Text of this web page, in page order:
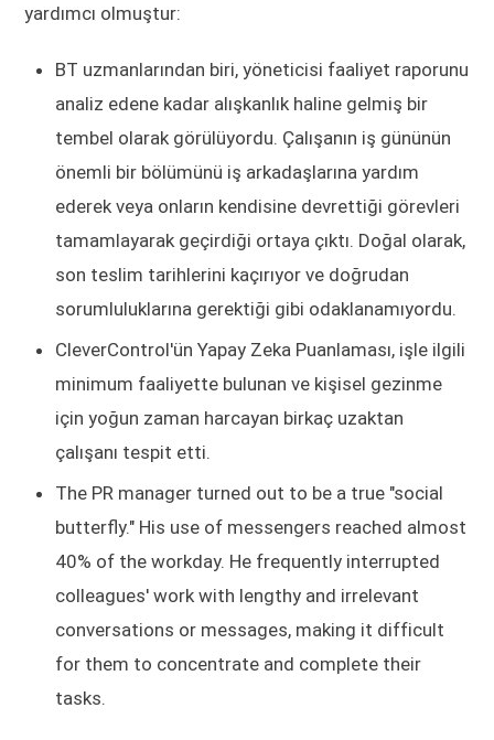
yardımcı olmuştur:
BT uzmanlarından biri, yöneticisi faaliyet raporunu
analiz edene kadar alışkanlık haline gelmiş bir
tembel olarak görülüyordu. Çalışanın iş gününün
önemli bir bölümünü iş arkadaşlarına yardım
ederek veya onların kendisine devrettiği görevleri
tamamlayarak geçirdiği ortaya çıktı. Doğal olarak,
son teslim tarihlerini kaçırıyor ve doğrudan
sorumluluklarına gerektiği gibi odaklanamıyordu.
CleverControl'ün Yapay Zeka Puanlaması, işle ilgili
minimum faaliyette bulunan ve kişisel gezinme
için yoğun zaman harcayan birkaç uzaktan
çalışanı tespit etti.
The PR manager turned out to be a true "social
butterfly." His use of messengers reached almost
40% of the workday. He frequently interrupted
colleagues' work with lengthy and irrelevant
conversations or messages, making it difficult
for them to concentrate and complete their
tasks.